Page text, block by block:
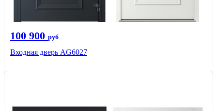
100 900 руб
Входная дверь AG6027